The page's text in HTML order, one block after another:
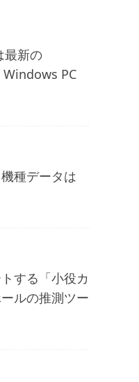
最新の
PC
種データは
する「小役カ
ルの推測ツー